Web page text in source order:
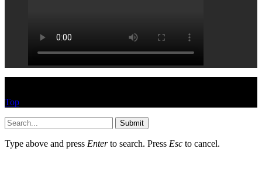
Top
Submit
Type above and press Enterto search. Press Esc to cancel.